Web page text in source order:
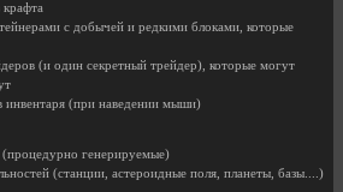
с добычей и редкими блоками, которые
(и один секретный трейдер), которые могут
(при наведении мыши)
(процедурно генерируемые)
(станции, астероидные поля, планеты, базы....)